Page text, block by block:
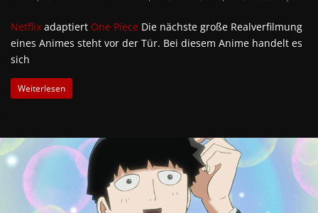
Netflix adaptiert One Piece Die nächste große Realverfilmung
eines Animes steht vor der Tür. Bei diesem Anime handelt es
sich
Weiterlesen